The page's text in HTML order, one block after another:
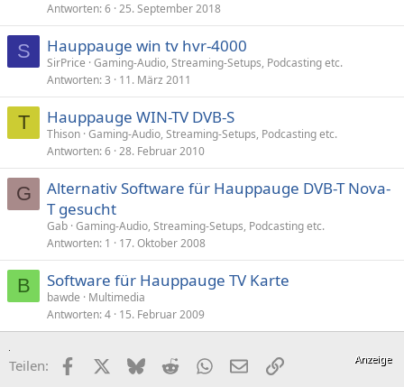
Antworten 6 25. September 2018
S Hauppauge win tv hvr-4000
SirPrice Gaming-Audio, Streaming-Setups, Podcasting etc.
Antworten 3 11. März 2011
T Hauppauge WIN-TV DVB-S
Thison Gaming-Audio, Streaming-Setups, Podcasting etc.
Antworten 6 28. Februar 2010
G
Alternativ Software für Hauppauge DVB-T Nova-
T gesucht
Gab Gaming-Audio, Streaming-Setups, Podcasting etc.
Antworten 1 17. Oktober 2008
B Software für Hauppauge TV Karte
bawde
Multimedia
Antworten 4 15. Februar 2009
Teilen: FacebookX (Twitter)
BlueskyRedditWhatsApp
E-MailLink